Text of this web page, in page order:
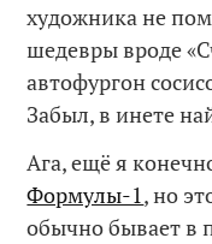
художника не
шедевры вроде
автофургон
Забыл, в инете
Ага, ещё я
Формулы-1, но
обычно бывает в